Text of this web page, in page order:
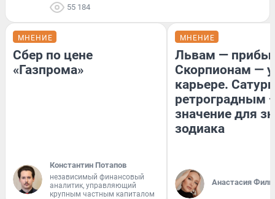
55 184
МНЕНИЕ
Сбер по цене
«Газпрома»
Константин Потапов
независимый финансовый
аналитик, управляющий
крупным частным капиталом
МНЕНИЕ
Львам —
Скорпионам —
карьере.
ретроградным
значение для
зодиака
Анастасия